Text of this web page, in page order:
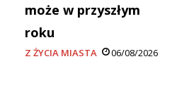
może w przyszłym
roku
Z ŻYCIA MIASTA 06/08/2026